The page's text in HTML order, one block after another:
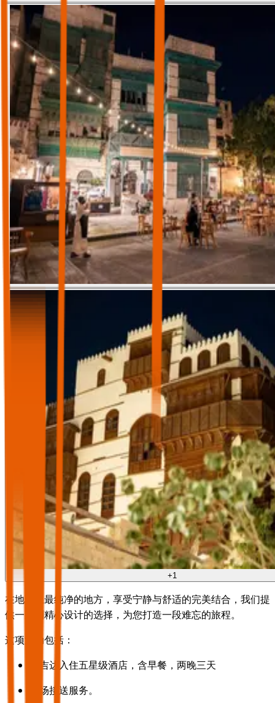
+1
在地球上最纯净的地方，享受宁静与舒适的完美结合，我们提
供一系列精心设计的选择，为您打造一段难忘的旅程。
这项活动包括：
在吉达入住五星级酒店，含早餐，两晚三天
机场接送服务。